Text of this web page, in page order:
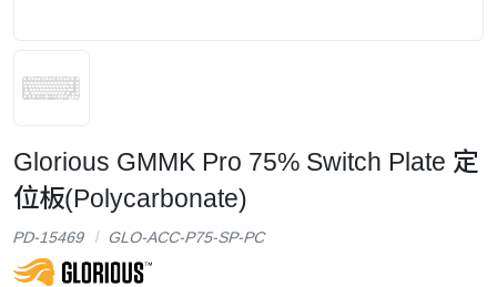
Glorious GMMK Pro 75% Switch Plate 定
位板(Polycarbonate)
PD-15469 GLO-ACC-P75-SP-PC